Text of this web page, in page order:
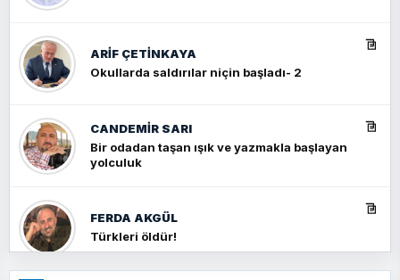
ARIF ÇETİNKAYA
Okullarda saldırılar niçin başladı- 2
CANDEMIR SARI
Bir odadan taşan ışık ve yazmakla başlayan
yolculuk
FERDA AKGÜL
Türkleri öldür!